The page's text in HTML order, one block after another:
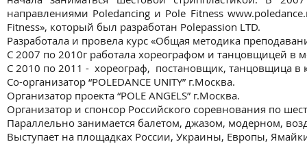
направлениями Poledancing и Pole Fitness
Fitness», который был разработан Polepassion LTD.
Разработала и провела курс «Общая методика
С 2007 по 2010г работала хореографом и танцовщицей в
С 2010 по 2011 - хореограф, постановщик, танцовщица в
Со-организатор “POLEDANCE UNITY” г.Москва.
Организатор проекта “POLE ANGELS” г.Москва.
Организатор и спонсор Российского соревнования по
Параллельно занимается балетом, джазом, модерном,
Выступает на площадках России, Украины, Европы,